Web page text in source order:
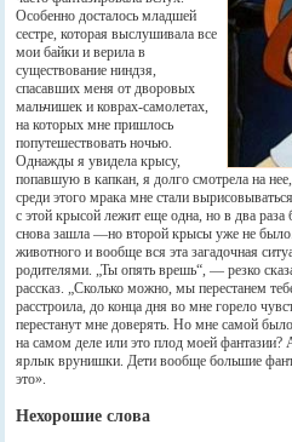
Особенно досталось младшей
сестре, которая выслушивала все
мои байки и верила в
существование ниндзя,
спасавших меня от дворовых
мальчишек и коврах-самолетах,
на которых мне пришлось
попутешествовать ночью.
Однажды я увидела крысу,
попавшую в капкан, я долго смотрела на
среди этого мрака мне стали
с этой крысой лежит еще одна, но в два
снова зашла —но второй крысы уже не
животного и вообще вся эта загадочная
родителями. „Ты опять врешь“, — резко
рассказ. „Сколько можно, мы перестанем
расстроила, до конца дня во мне горело
перестанут мне доверять. Но мне самой
на самом деле или это плод моей фантазии?
ярлык врунишки. Дети вообще большие
это».
Нехорошие слова